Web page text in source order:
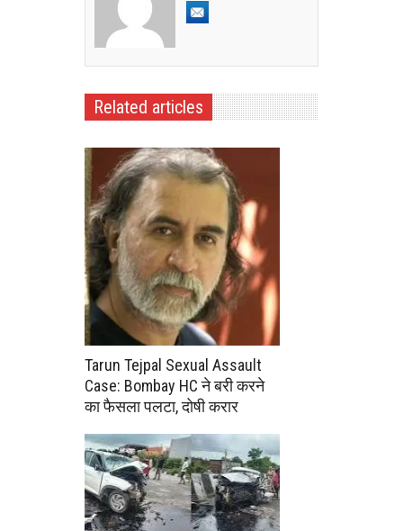
Related articles
Tarun Tejpal Sexual Assault
Case: Bombay HC ने बरी करने
का फैसला पलटा, दोषी करार